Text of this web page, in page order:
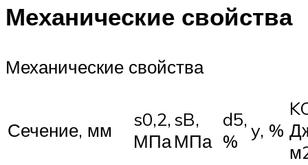
Механические свойства
Механические свойства
Сечение, мм
s0,2,
МПа
sB,
МПа
d5,
%
y, %